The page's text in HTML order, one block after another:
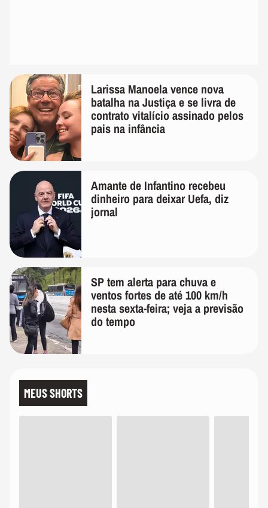
Larissa Manoela vence nova
batalha na Justiça e se livra de
contrato vitalício assinado pelos
pais na infância
Amante de Infantino recebeu
dinheiro para deixar Uefa, diz
jornal
SP tem alerta para chuva e
ventos fortes de até 100 km/h
nesta sexta-feira; veja a previsão
do tempo
MEUS SHORTS